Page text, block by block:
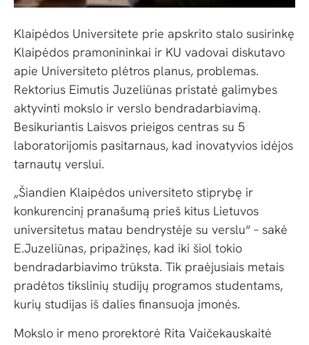
Klaipėdos Universitete prie apskrito stalo susirinkę
Klaipėdos pramonininkai ir KU vadovai diskutavo
apie Universiteto plėtros planus, problemas.
Rektorius Eimutis Juzeliūnas pristatė galimybes
aktyvinti mokslo ir verslo bendradarbiavimą.
Besikuriantis Laisvos prieigos centras su 5
laboratorijomis pasitarnaus, kad inovatyvios idėjos
tarnautų verslui.
„Šiandien Klaipėdos universiteto stiprybę ir
konkurencinį pranašumą prieš kitus Lietuvos
universitetus matau bendrystėje su verslu“ – sakė
E.Juzeliūnas, pripažinęs, kad iki šiol tokio
bendradarbiavimo trūksta. Tik praėjusiais metais
pradėtos tikslinių studijų programos studentams,
kurių studijas iš dalies finansuoja įmonės.
Mokslo ir meno prorektorė Rita Vaičekauskaitė